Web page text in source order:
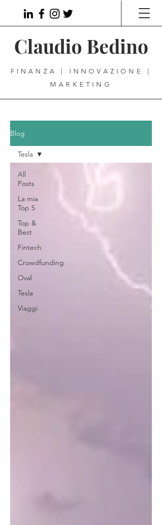
Claudio Bedino
FINANZA | INNOVAZIONE |
MARKETING
Blog
All
Posts
La mia
Top 5
Top &
Best
Fintech
Crowdfunding
Oval
Tesla
Viaggi
Tesla